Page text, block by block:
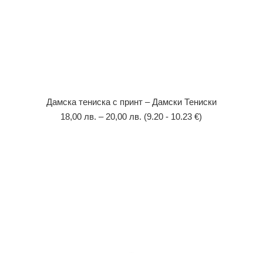
Дамска тениска с принт – Дамски Тениски
18,00 лв. – 20,00 лв. (9.20 - 10.23 €)